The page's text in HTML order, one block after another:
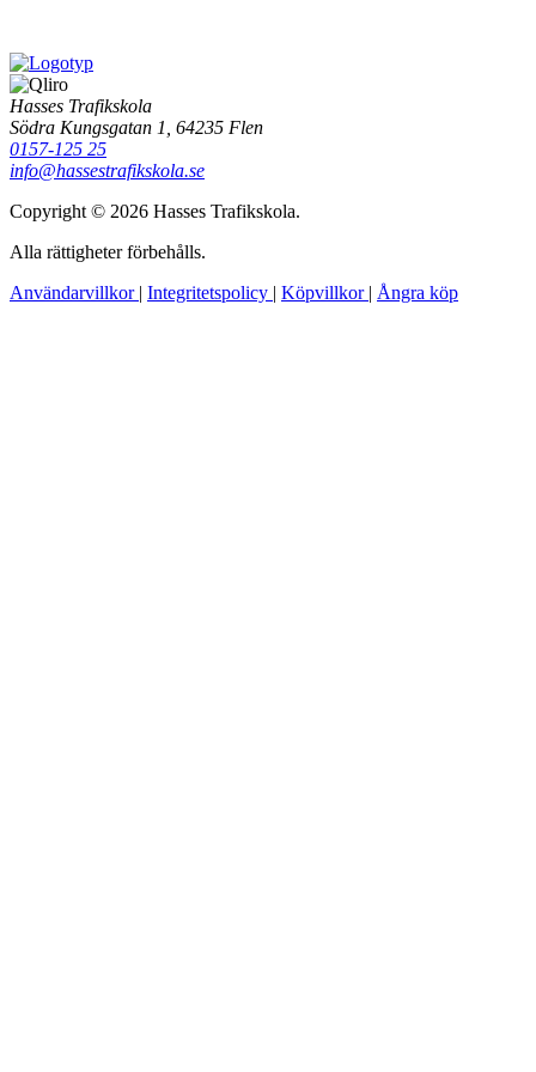
Hasses Trafikskola
Södra Kungsgatan 1, 64235 Flen
0157-125 25
info@hassestrafikskola.se
Copyright © 2026 Hasses Trafikskola.
Alla rättigheter förbehålls.
Användarvillkor | Integritetspolicy | Köpvillkor | Ångra köp